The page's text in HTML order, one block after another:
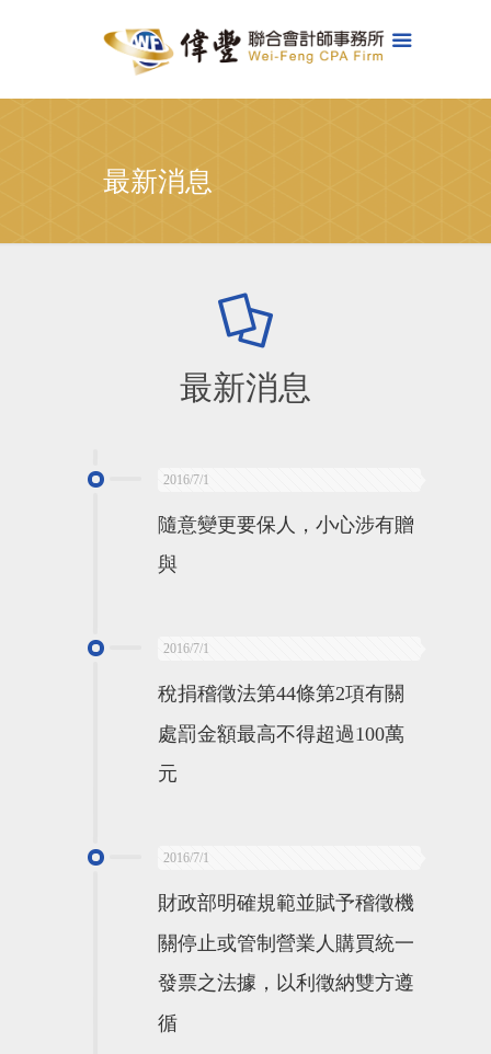
最新消息
最新消息
2016/7/1
隨意變更要保人，小心涉有贈
與
2016/7/1
稅捐稽徵法第44條第2項有關
處罰金額最高不得超過100萬
元
2016/7/1
財政部明確規範並賦予稽徵機
關停止或管制營業人購買統一
發票之法據，以利徵納雙方遵
循